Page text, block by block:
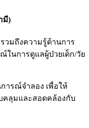
มี)
วมถึงความรู้ด้านการ
ในการดูแลผู้ป่วยเด็ก/วัย
ารณ์จำลอง เพื่อให้
คลุมและสอดคล้องกับ